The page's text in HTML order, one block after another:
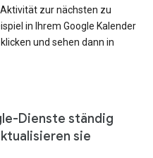
zur nächsten zu
in Ihrem Google Kalender
und sehen dann in
Dienste ständig
sie